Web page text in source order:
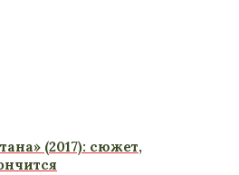
(2017): сюжет,